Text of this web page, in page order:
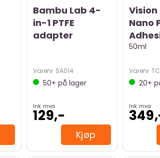
Bambu Lab 4-
in-1 PTFE
adapter
Varenr SA014
50+ på lager
Ink. mva
129,-
Kjøp
Vision
Nano
50ml
Varenr
20+
Ink. mva